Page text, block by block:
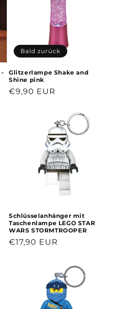
Bald zurück
Glitzerlampe Shake and
Shine pink
Normaler
€9,90 EUR
Schlüsselanhänger mit
Taschenlampe LEGO STAR
WARS STORMTROOPER
Normaler
€17,90 EUR